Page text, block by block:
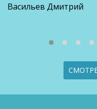
Васильев Дмитрий